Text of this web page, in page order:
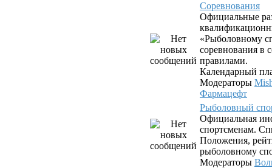
Соревнования
Официальные
«Рыболовному
соревнования в
правилами.
Календарный
Модераторы
Фармацефт
Рыболовный
Официальная
спортсменам.
Положения,
рыболовному
Модераторы